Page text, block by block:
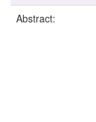
Abstract: